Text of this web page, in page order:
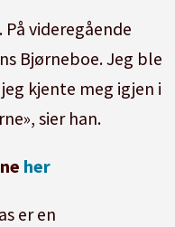
videregående
Bjørneboe. Jeg ble
kjente meg igjen i
sier han.
her
er en